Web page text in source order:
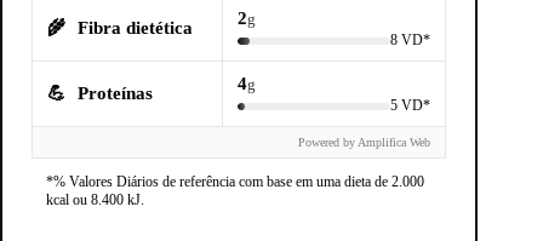
🌾 Fibra dietética 2g
8 VD*
💪 Proteínas 4g
5 VD*
Powered by Amplifica Web
*% Valores Diários de referência com base em uma dieta de 2.000
kcal ou 8.400 kJ.